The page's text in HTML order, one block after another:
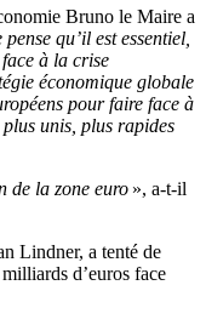
Bruno le Maire a
pense qu’il est essentiel,
à la crise
économique globale
pour faire face à
unis, plus rapides
de la zone euro », a-t-il
Lindner, a tenté de
d’euros face